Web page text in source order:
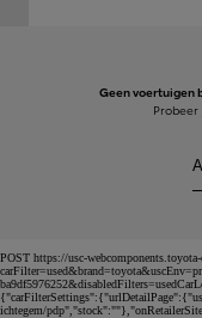
Geen voertuigen
POST https://usc-
ichtegem/